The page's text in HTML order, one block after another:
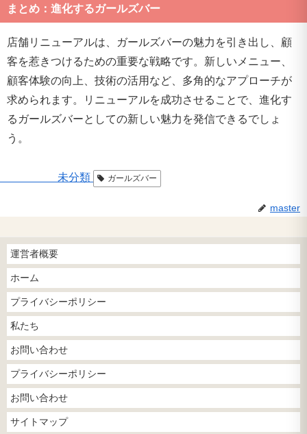
まとめ：進化するガールズバー
店舗リニューアルは、ガールズバーの魅力を引き出し、顧
客を惹きつけるための重要な戦略です。新しいメニュー、
顧客体験の向上、技術の活用など、多角的なアプローチが
求められます。リニューアルを成功させることで、進化す
るガールズバーとしての新しい魅力を発信できるでしょ
う。
未分類 ガールズバー
master
運営者概要
ホーム
プライバシーポリシー
私たち
お問い合わせ
プライバシーポリシー
お問い合わせ
サイトマップ